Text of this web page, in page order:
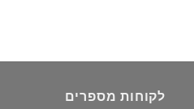
לקוחות מספרים